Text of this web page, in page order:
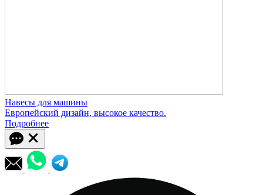
Навесы для машины
Европейский дизайн, высокое качество.
Подробнее